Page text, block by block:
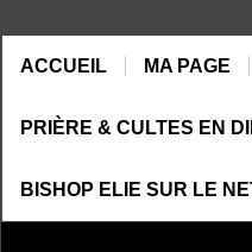
ACCUEIL MA PAGE
PRIÈRE & CULTES EN
BISHOP ELIE SUR LE